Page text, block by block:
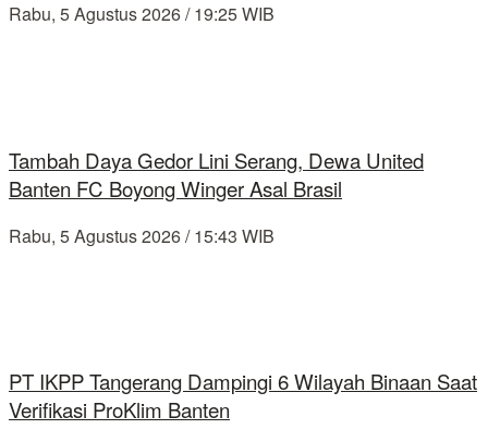
Rabu, 5 Agustus 2026 / 19:25 WIB
Tambah Daya Gedor Lini Serang, Dewa United
Banten FC Boyong Winger Asal Brasil
Rabu, 5 Agustus 2026 / 15:43 WIB
PT IKPP Tangerang Dampingi 6 Wilayah Binaan Saat
Verifikasi ProKlim Banten